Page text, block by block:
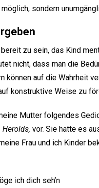
sondern
zu sein, das Kind
nicht, dass man die
können auf die Wahrheit
konstruktive Weise zu
Mutter folgendes
Herolds, vor. Sie hatte es
Frau und ich Kinder
ich dich seh’n